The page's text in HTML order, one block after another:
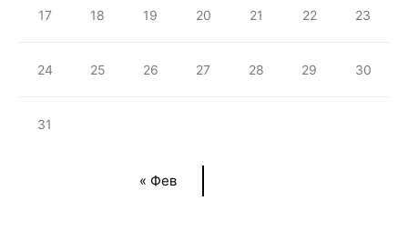
« Фев
17 18 19 20 21 22 23
24 25 26 27 28 29 30
31